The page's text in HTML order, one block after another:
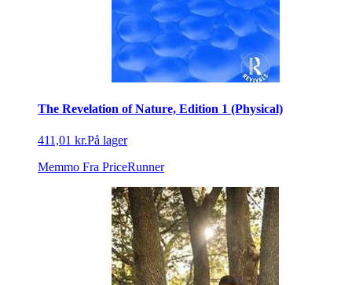
The Revelation of Nature, Edition 1 (Physical)
411,01 kr.På lager
Memmo Fra PriceRunner